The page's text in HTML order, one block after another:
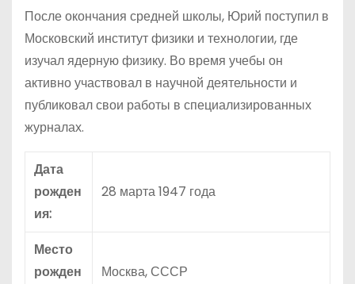
После окончания средней школы, Юрий поступил в
Московский институт физики и технологии, где
изучал ядерную физику. Во время учебы он
активно участвовал в научной деятельности и
публиковал свои работы в специализированных
журналах.
Дата
рожден
ия:
28 марта 1947 года
Место
рожден
Москва, СССР